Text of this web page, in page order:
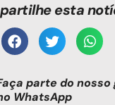
esta
parte do nosso
WhatsApp